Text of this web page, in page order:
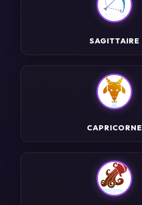
SAGITTAIRE
CAPRICORNE